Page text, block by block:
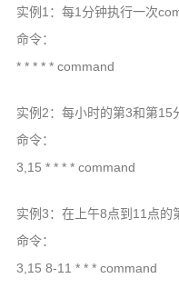
实例1：每1分钟执行一次
命令：
* * * * * command
实例2：每小时的第3和第15
命令：
3,15 * * * * command
实例3：在上午8点到11点的
命令：
3,15 8-11 * * * command